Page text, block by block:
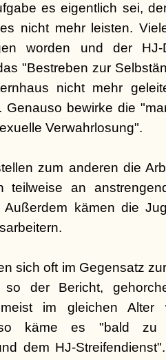
es eigentlich sei,
nicht mehr leisten.
worden und der
"Bestreben zur
nicht mehr
Genauso bewirke die
Verwahrlosung".
zum anderen die
teilweise an
Außerdem kämen die
sich oft im Gegensatz
so der Bericht,
im gleichen Alter
käme es "bald zu
dem HJ-